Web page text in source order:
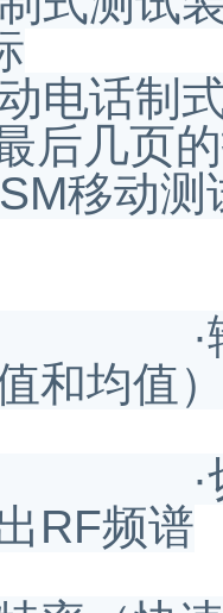
电话制
后几页
移动
·输
和均值
切换
RF频谱